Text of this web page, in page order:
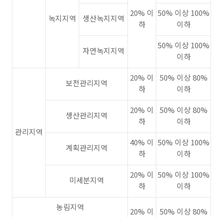
녹지지역
20% 이
하
생산녹지지역
50% 이상 100%
이하
자연녹지지역
50% 이상 100%
이하
관리지역
보전관리지역
20% 이
하
50% 이상 80%
이하
생산관리지역
20% 이
하
50% 이상 80%
이하
계획관리지역
40% 이
하
50% 이상 100%
이하
미세분지역
20% 이
하
50% 이상 100%
이하
농림지역
20% 이
50% 이상 80%